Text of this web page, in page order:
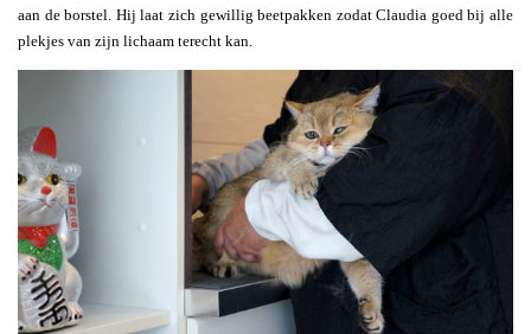
aan de borstel. Hij laat zich gewillig beetpakken zodat Claudia goed bij alle
plekjes van zijn lichaam terecht kan.